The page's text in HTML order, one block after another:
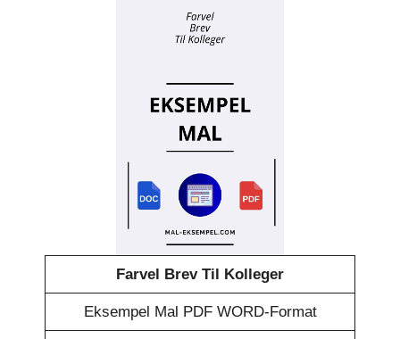
Farvel Brev Til Kolleger
Eksempel Mal PDF WORD-Format